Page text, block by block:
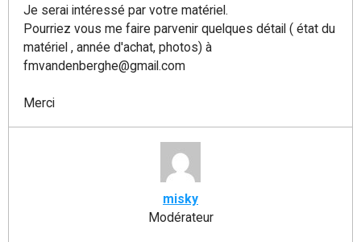
Je serai intéressé par votre matériel.
Pourriez vous me faire parvenir quelques détail ( état du
matériel , année d'achat, photos) à
fmvandenberghe@gmail.com
Merci
misky
Modérateur